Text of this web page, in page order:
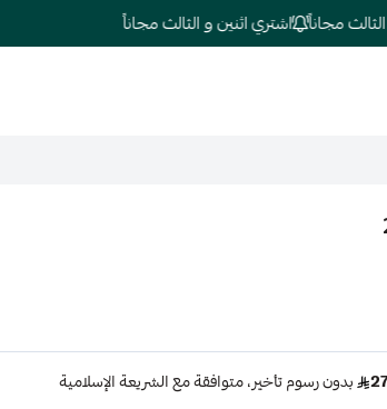
مجاناً اشتري اثنين و الثالث مجاناً